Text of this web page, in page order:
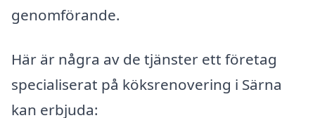
genomförande.
Här är några av de tjänster ett företag
specialiserat på köksrenovering i Särna
kan erbjuda: